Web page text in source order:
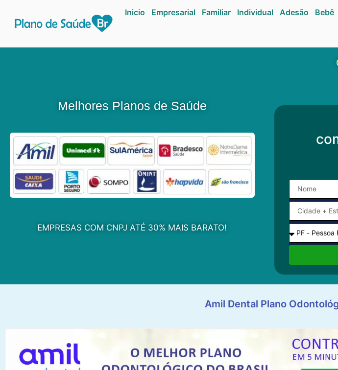
Inicio Empresarial Familiar Individual Adesão Bebê
Melhores Planos de Saúde
EMPRESAS COM CNPJ ATÉ 30% MAIS BARATO!
Amil Dental Plano